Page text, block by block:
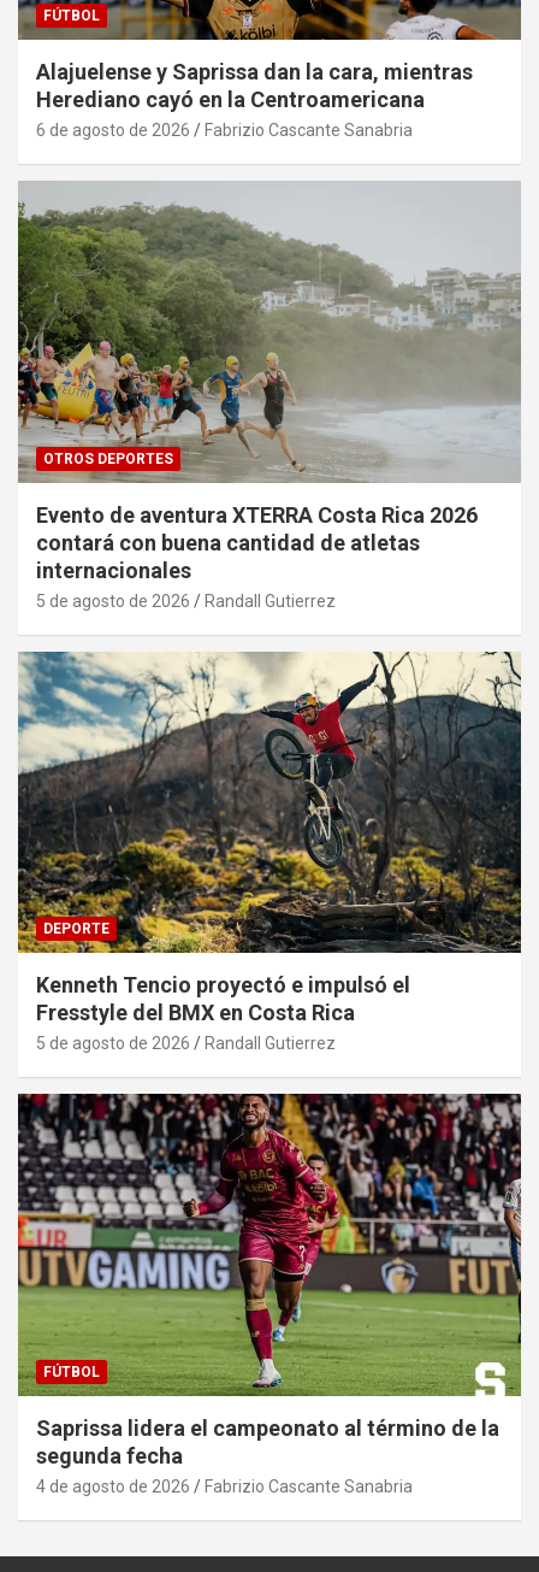
FÚTBOL
Alajuelense y Saprissa dan la cara, mientras
Herediano cayó en la Centroamericana
6 de agosto de 2026 Fabrizio Cascante Sanabria
OTROS DEPORTES
Evento de aventura XTERRA Costa Rica 2026
contará con buena cantidad de atletas
internacionales
5 de agosto de 2026 Randall Gutierrez
DEPORTE
Kenneth Tencio proyectó e impulsó el
Fresstyle del BMX en Costa Rica
5 de agosto de 2026 Randall Gutierrez
FÚTBOL
Saprissa lidera el campeonato al término de la
segunda fecha
4 de agosto de 2026 Fabrizio Cascante Sanabria